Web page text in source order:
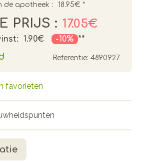
de apotheek : 18.95€ *
PRIJS : 17.05€
1.90€ -10% **
Referentie: 4890927
favorieten